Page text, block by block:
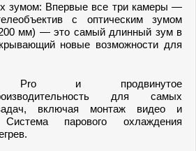
зумом: Впервые все три камеры —
с оптическим зумом
мм) — это самый длинный зум в
новые возможности для
и продвинутое
для самых
включая монтаж видео и
парового охлаждения